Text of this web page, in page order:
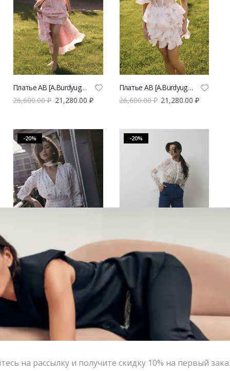
Платье AB [A.Burdyugova] с открытыми плечами и цветочным принтом | VERESK studio
26,600.00₽ 21,280.00 ₽
Платье AB [A.Burdyugova] мини с объемными воланами и открытыми плечами | VERESK studio
26,600.00₽ 21,280.00₽
-20%
Платье AB [A.Burdyugova] шелковое в горох | VERESK studio
22,800.00
18,240.00
-20%
Джинсовые брюки палаццо AB Anastasiya Burdyugova с высокой посадкой | VERESK studio
11,100.00
₽
-20% -20%
на рассылку и получите скидку 10% на первый